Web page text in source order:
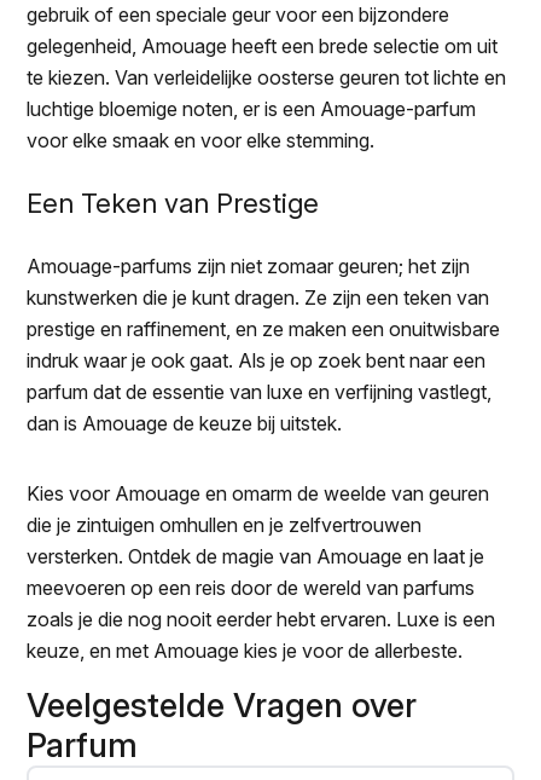
gebruik of een speciale geur voor een bijzondere
gelegenheid, Amouage heeft een brede selectie om uit
te kiezen. Van verleidelijke oosterse geuren tot lichte en
luchtige bloemige noten, er is een Amouage-parfum
voor elke smaak en voor elke stemming.
Een Teken van Prestige
Amouage-parfums zijn niet zomaar geuren; het zijn
kunstwerken die je kunt dragen. Ze zijn een teken van
prestige en raffinement, en ze maken een onuitwisbare
indruk waar je ook gaat. Als je op zoek bent naar een
parfum dat de essentie van luxe en verfijning vastlegt,
dan is Amouage de keuze bij uitstek.
Kies voor Amouage en omarm de weelde van geuren
die je zintuigen omhullen en je zelfvertrouwen
versterken. Ontdek de magie van Amouage en laat je
meevoeren op een reis door de wereld van parfums
zoals je die nog nooit eerder hebt ervaren. Luxe is een
keuze, en met Amouage kies je voor de allerbeste.
Veelgestelde Vragen over
Parfum